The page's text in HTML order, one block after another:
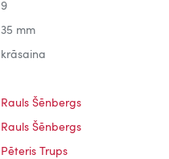
9
35 mm
krāsaina
Rauls Šēnbergs
Rauls Šēnbergs
Pēteris Trups